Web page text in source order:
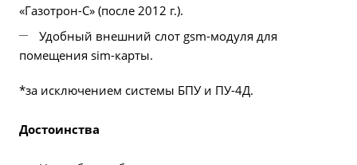
«Газотрон-С» (после 2012 г.).
Удобный внешний слот gsm-модуля для
помещения sim-карты.
*за исключением системы БПУ и ПУ-4Д.
Достоинства